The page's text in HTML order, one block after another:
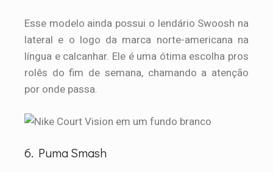
Esse modelo ainda possui o lendário Swoosh na
lateral e o logo da marca norte-americana na
língua e calcanhar. Ele é uma ótima escolha pros
rolês do fim de semana, chamando a atenção
por onde passa.
6. Puma Smash